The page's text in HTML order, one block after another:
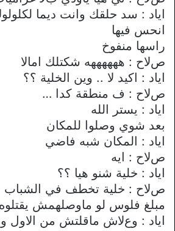
اياد : سد حلقك وانت ديما
انحس فيها
راسها منفوخ
صﻻح : ههههههه شكتلك اماﻻ
اياد : اكيد ﻻ .. وين الخلية ؟؟
صﻻح : ف منطقة كدا …
اياد : يستر الله
بعد شوي وصلوا للمكان
اياد : المكان شبه فاضي
صﻻح : ايه
اياد : خلية شنو هيا ؟؟
صﻻح : خلية تخطف في الشباب
مبلغ فلوس لو ماوصلهمش يقتلوه
اياد : وعﻻش ماقلتش من اﻻول و